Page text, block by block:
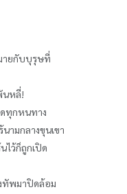
ายกับบุรุษที่
นหลี่!
ดทุกหนทาง
ามกลางขุนเขา
ไว้ก็ถูกเปิด
ทัพมาปิดล้อม